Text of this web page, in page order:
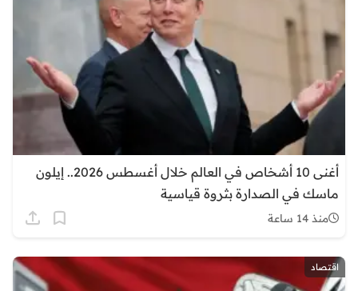
أغنى 10 أشخاص في العالم خلال أغسطس 2026.. إيلون
ماسك في الصدارة بثروة قياسية
منذ 14 ساعة
اقتصاد